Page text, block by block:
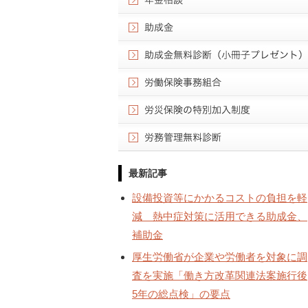
最新記事
設備投資等にかかるコストの負担を軽
減 熱中症対策に活用できる助成金、
補助金
厚生労働省が企業や労働者を対象に調
査を実施「働き方改革関連法案施行後
5年の総点検」の要点